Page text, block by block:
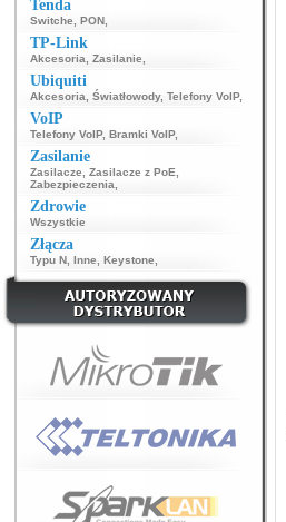
Tenda
Switche PON
TP-Link
Akcesoria Zasilanie
Ubiquiti
Akcesoria Światłowody, Telefony VoIP,
VoIP
Telefony VoIP, Bramki VoIP,
Zasilanie
Zasilacze Zasilacze z PoE
Zabezpieczenia
Zdrowie
Wszystkie
Złącza
Typu N Inne Keystone